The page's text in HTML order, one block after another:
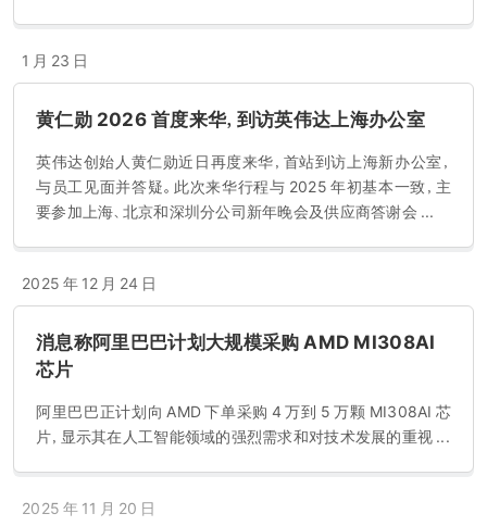
1 月 23 日
黄仁勋 2026 首度来华，到访英伟达上海办公室
英伟达创始人黄仁勋近日再度来华，首站到访上海新办公室，
与员工见面并答疑。此次来华行程与 2025 年初基本一致，主
要参加上海、北京和深圳分公司新年晚会及供应商答谢会 ...
2025 年 12 月 24 日
消息称阿里巴巴计划大规模采购 AMD MI308AI
芯片
阿里巴巴正计划向 AMD 下单采购 4 万到 5 万颗 MI308AI 芯
片，显示其在人工智能领域的强烈需求和对技术发展的重视 ...
2025 年 11 月 20 日